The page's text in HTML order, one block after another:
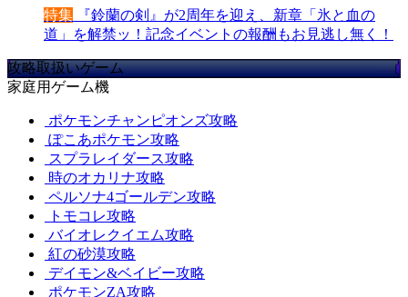
特集 『鈴蘭の剣』が2周年を迎え、新章「氷と血の
道」を解禁ッ！記念イベントの報酬もお見逃し無く！
攻略取扱いゲーム
家庭用ゲーム機
ポケモンチャンピオンズ攻略
ぽこあポケモン攻略
スプラレイダース攻略
時のオカリナ攻略
ペルソナ4ゴールデン攻略
トモコレ攻略
バイオレクイエム攻略
紅の砂漠攻略
デイモン&ベイビー攻略
ポケモンZA攻略